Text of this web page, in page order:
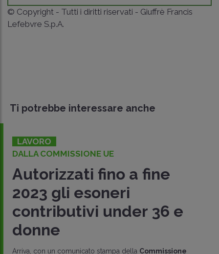
© Copyright - Tutti i diritti riservati - Giuffrè Francis
Lefebvre S.p.A.
Ti potrebbe interessare anche
LAVORO
DALLA COMMISSIONE UE
Autorizzati fino a fine
2023 gli esoneri
contributivi under 36 e
donne
Arriva, con un comunicato stampa della Commissione